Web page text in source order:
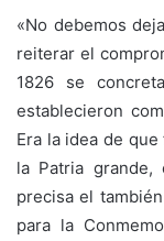
«No debemos
reiterar el
1826 se
establecieron
Era la idea de
la Patria grande,
precisa el
para la